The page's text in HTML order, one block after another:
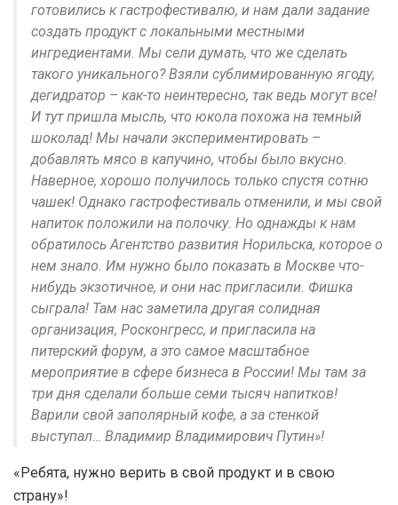
готовились к гастрофестивалю, и нам дали задание
создать продукт с локальными местными
ингредиентами. Мы сели думать, что же сделать
такого уникального? Взяли сублимированную ягоду,
дегидратор – как-то неинтересно, так ведь могут все!
И тут пришла мысль, что юкола похожа на темный
шоколад! Мы начали экспериментировать –
добавлять мясо в капучино, чтобы было вкусно.
Наверное, хорошо получилось только спустя сотню
чашек! Однако гастрофестиваль отменили, и мы свой
напиток положили на полочку. Но однажды к нам
обратилось Агентство развития Норильска, которое о
нем знало. Им нужно было показать в Москве что-
нибудь экзотичное, и они нас пригласили. Фишка
сыграла! Там нас заметила другая солидная
организация, Росконгресс, и пригласила на
питерский форум, а это самое масштабное
мероприятие в сфере бизнеса в России! Мы там за
три дня сделали больше семи тысяч напитков!
Варили свой заполярный кофе, а за стенкой
выступал… Владимир Владимирович Путин»!
«Ребята, нужно верить в свой продукт и в свою
страну»!